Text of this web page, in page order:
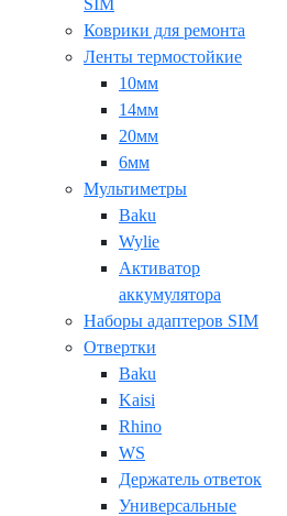
SIM
Коврики для ремонта
Ленты термостойкие
10мм
14мм
20мм
6мм
Мультиметры
Baku
Wylie
Активатор
аккумулятора
Наборы адаптеров SIM
Отвертки
Baku
Kaisi
Rhino
WS
Держатель ответок
Универсальные